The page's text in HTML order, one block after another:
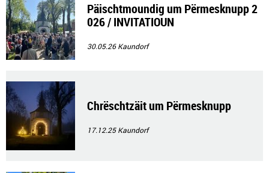
Päischtmoundig um Përmesknupp 2
026 / INVITATIOUN
30.05.26Kaundorf
Chrëschtzäit um Përmesknupp
17.12.25Kaundorf